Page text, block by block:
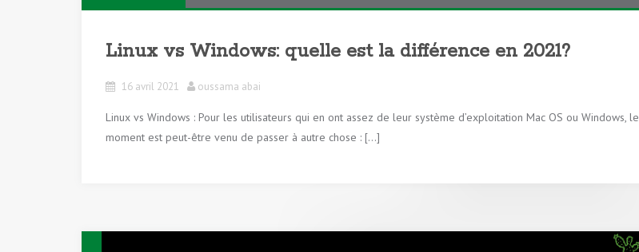
Linux vs Windows: quelle est la différence en 2021?
16 avril 2021 oussama abai
Linux vs Windows : Pour les utilisateurs qui en ont assez de leur système d’exploitation Mac OS ou Windows, le
moment est peut-être venu de passer à autre chose : […]